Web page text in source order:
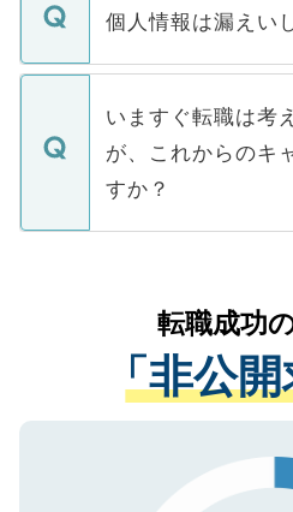
■応募殺到を避ける
関を公にしてしまう
に、医療機関が求め
みを人材紹介会社に
ています。
ん。また、仮に応募
定を承諾する必要は
の辞退の連絡はキャ
個人情報は漏えい
個人情報が漏えいす
で、ご安心ください
などで収集したご登
ご本人のキャリアア
支援を目的に使用い
ているすべての個人
は、個人情報の取り
管理基準を満たした
る、プライバシーマ
で、機密保持に関し
いますぐ転職は考
が、これからのキ
すか？
かがいして、現在の
経験をまじえながら
させていただきます
ない方には、長期的
ので、まずはご登録
転職成功
「非公開